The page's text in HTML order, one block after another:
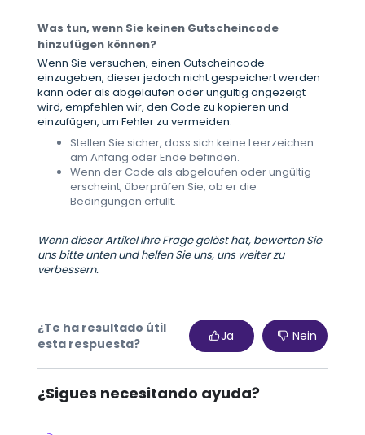
Was tun, wenn Sie keinen Gutscheincode
hinzufügen können?
Wenn Sie versuchen, einen Gutscheincode
einzugeben, dieser jedoch nicht gespeichert werden
kann oder als abgelaufen oder ungültig angezeigt
wird, empfehlen wir, den Code zu kopieren und
einzufügen, um Fehler zu vermeiden.
Stellen Sie sicher, dass sich keine Leerzeichen
am Anfang oder Ende befinden.
Wenn der Code als abgelaufen oder ungültig
erscheint, überprüfen Sie, ob er die
Bedingungen erfüllt.
Wenn dieser Artikel Ihre Frage gelöst hat, bewerten Sie
uns bitte unten und helfen Sie uns, uns weiter zu
verbessern.
¿Te ha resultado útil
esta respuesta?
Ja Nein
¿Sigues necesitando ayuda?